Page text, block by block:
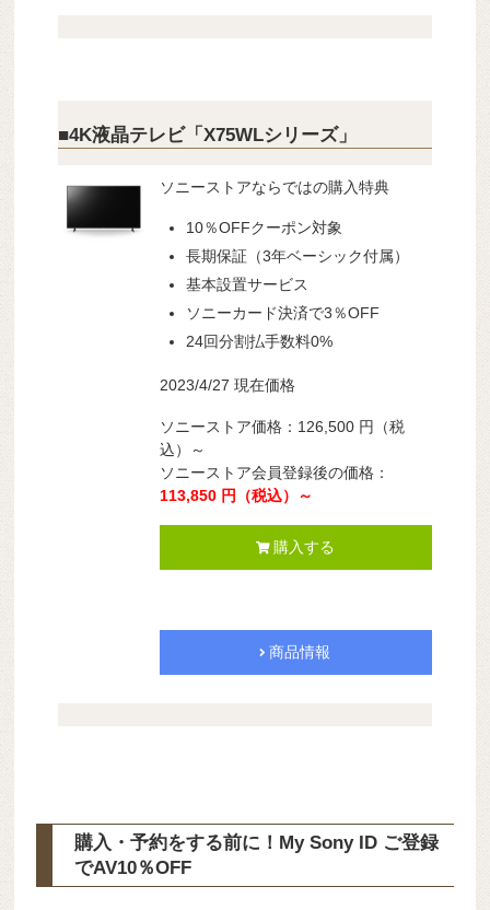
■4K液晶テレビ「X75WLシリーズ」
ソニーストアならではの購入特典
10％OFFクーポン対象
長期保証（3年ベーシック付属）
基本設置サービス
ソニーカード決済で3％OFF
24回分割払手数料0%
2023/4/27 現在価格
ソニーストア価格：126,500 円（税
込）～
ソニーストア会員登録後の価格：
113,850 円（税込）～
購入する
商品情報
購入・予約をする前に！My Sony ID ご登録
でAV10％OFF